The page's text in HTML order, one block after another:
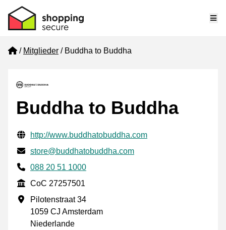
Home
Mitglieder Buddha to Buddha
Buddha to Buddha
Geprüfte Kontaktinformationen
Website URL
http://www.buddhatobuddha.com
E-mail
store@buddhatobuddha.com
Phone number
088 20 51 1000
CoC
CoC 27257501
Geschäftsadresse
Pilotenstraat 34
1059 CJ Amsterdam
Niederlande